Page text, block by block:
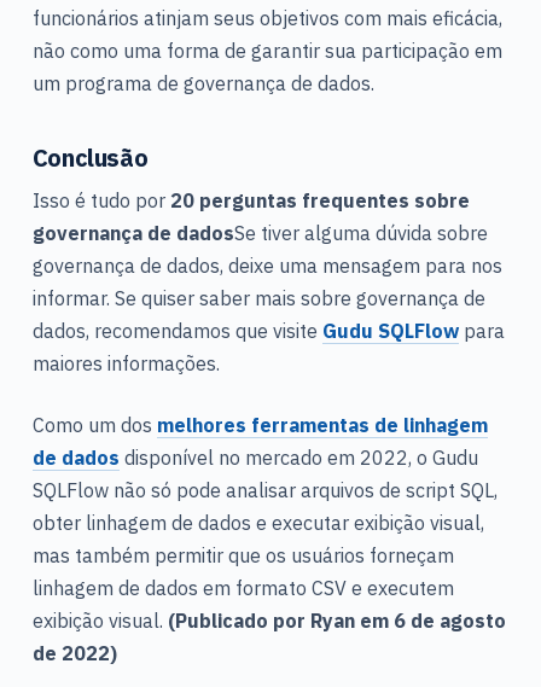
funcionários atinjam seus objetivos com mais eficácia,
não como uma forma de garantir sua participação em
um programa de governança de dados.
Conclusão
Isso é tudo por 20 perguntas frequentes sobre
governança de dadosSe tiver alguma dúvida sobre
governança de dados, deixe uma mensagem para nos
informar. Se quiser saber mais sobre governança de
dados, recomendamos que visite Gudu SQLFlowpara
maiores informações.
Como um dos melhores ferramentas de linhagem
de dados disponível no mercado em 2022, o Gudu
SQLFlow não só pode analisar arquivos de script SQL,
obter linhagem de dados e executar exibição visual,
mas também permitir que os usuários forneçam
linhagem de dados em formato CSV e executem
exibição visual. (Publicado por Ryan em 6 de agosto
de 2022)